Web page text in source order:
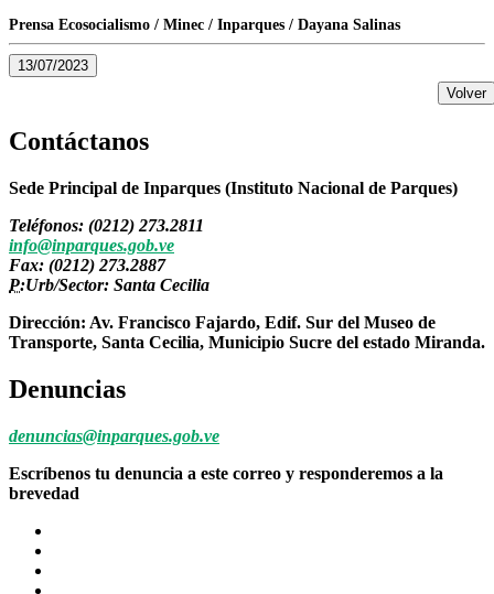
Prensa Ecosocialismo / Minec / Inparques / Dayana Salinas
13/07/2023
Volver
Contáctanos
Sede Principal de Inparques (Instituto Nacional de Parques)
Teléfonos: (0212) 273.2811
info@inparques.gob.ve
Fax: (0212) 273.2887
P:Urb/Sector: Santa Cecilia
Dirección: Av. Francisco Fajardo, Edif. Sur del Museo de
Transporte, Santa Cecilia, Municipio Sucre del estado Miranda.
Denuncias
denuncias@inparques.gob.ve
Escríbenos tu denuncia a este correo y responderemos a la
brevedad